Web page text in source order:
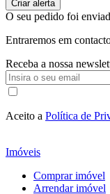
O seu pedido foi
Entraremos em
Receba a nossa
Aceito a Política de
Imóveis
Comprar imóvel
Arrendar imóvel